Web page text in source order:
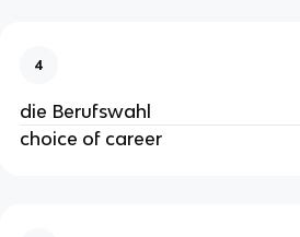
4
die Berufswahl
choice of career